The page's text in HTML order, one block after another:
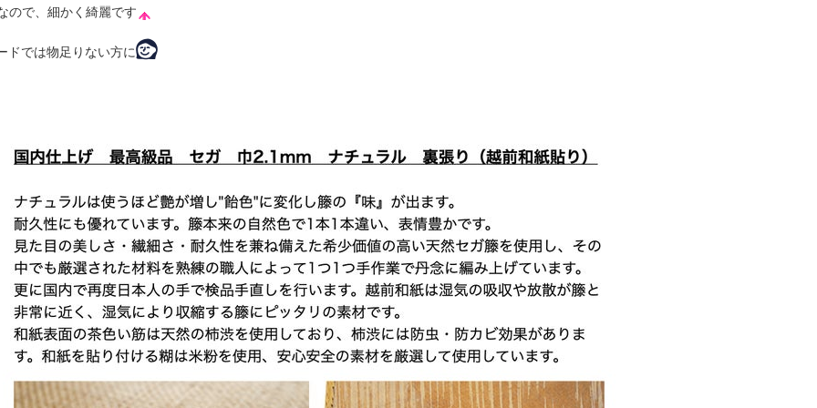
ので、細かく綺麗です
ドでは物足りない方に